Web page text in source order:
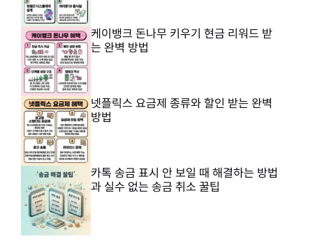
케이뱅크 돈나무 키우기 현금 리워드 받
는 완벽 방법
넷플릭스 요금제 종류와 할인 받는 완벽
방법
카톡 송금 표시 안 보일 때 해결하는 방법
과 실수 없는 송금 취소 꿀팁